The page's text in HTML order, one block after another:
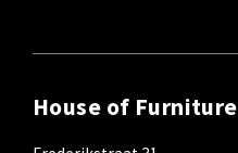
House of Furniture